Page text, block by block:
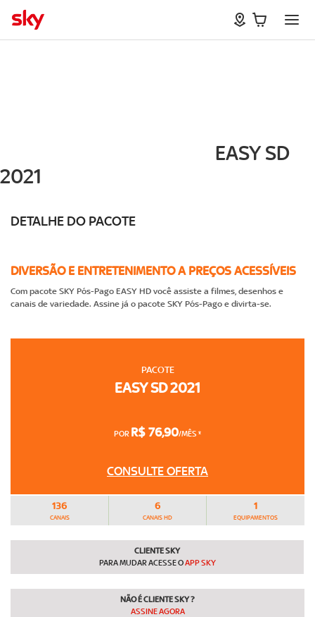
EASY SD
2021
DETALHE DO PACOTE
DIVERSÃO E ENTRETENIMENTO A PREÇOS ACESSÍVEIS
Com pacote SKY Pós-Pago EASY HD você assiste a filmes, desenhos e
canais de variedade. Assine já o pacote SKY Pós-Pago e divirta-se.
PACOTE
EASY SD 2021
POR R$ 76,90/MÊS *
CONSULTE OFERTA
136
CANAIS
6
CANAIS HD
1
EQUIPAMENTOS
CLIENTE SKY
PARA MUDAR ACESSE OAPP SKY
NÃO É CLIENTE SKY ?
ASSINE AGORA